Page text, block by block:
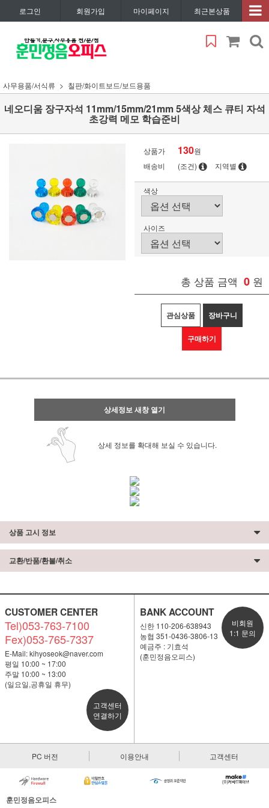
로그인 회원가입 마이페이지 최근본상품
사무용품/서식류 칠판/화이트보드/보드용품
네오디움 장구자석 11mm/15mm/21mm 5색상 체스 큐티 자석
초강력 메모 학습준비
상품가 130원
배송비
(조건) 지역별
색상
사이즈
총 상품 금액 0 원
관심상품 장바구니
구매하기
상세정보 새창 열기
상세 정보를 확대해 보실 수 있습니다.
상품 고시 정보
교환/반품/환불/취소
CUSTOMER CENTER
Tel)053-763-7100
Fex)053-765-7337
E-Mail:kihyoseok@naver.com
평일 10:00 ~ 17:00
주말 10:00 ~ 13:00
(일요일,공휴일 휴무)
고객센터
연결하기
BANK ACCOUNT
신한 110-206-638943
농협 351-0436-3806-13
예금주 : 기효석
(훈민정음오피스)
비회원
1:1 문의
PC 버전 이용안내 고객센터
훈민정음오피스